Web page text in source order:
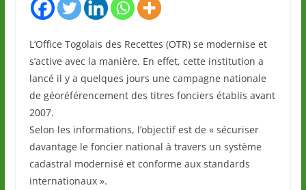
L’Office Togolais des Recettes (OTR) se modernise et
s’active avec la manière. En effet, cette institution a
lancé il y a quelques jours une campagne nationale
de géoréférencement des titres fonciers établis avant
2007.
Selon les informations, l’objectif est de « sécuriser
davantage le foncier national à travers un système
cadastral modernisé et conforme aux standards
internationaux ».